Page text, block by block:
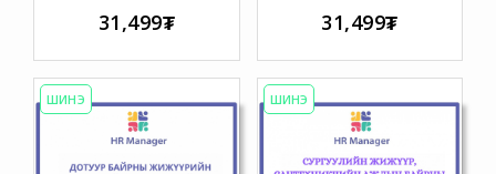
БАГШИЙН
АЖЛЫН
БАЙРНЫ
ТОДОРХОЙЛОЛТ
31,499₮
АЖЛЫН
БАЙРНЫ
ТОДОРХОЙЛОЛТ
31,499₮
ШИНЭ ШИНЭ